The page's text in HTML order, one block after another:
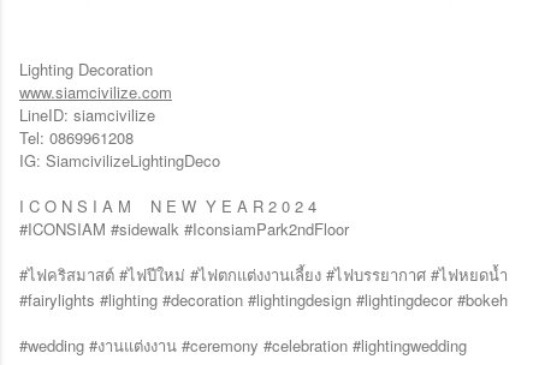
Lighting Decoration
www.siamcivilize.com
LineID: siamcivilize
Tel: 0869961208
IG: SiamcivilizeLightingDeco
I C O N S I A M
N E W Y E A R 2 0 2 4
#ICONSIAM #sidewalk #IconsiamPark2ndFloor
#ไฟคริสมาสต์ #ไฟปีใหม่ #ไฟตกแต่งงานเลี้ยง #ไฟบรรยากาศ #ไฟหยดน้ำ
#fairylights #lighting #decoration #lightingdesign #lightingdecor #bokeh
#wedding #งานแต่งงาน #ceremony #celebration #lightingwedding